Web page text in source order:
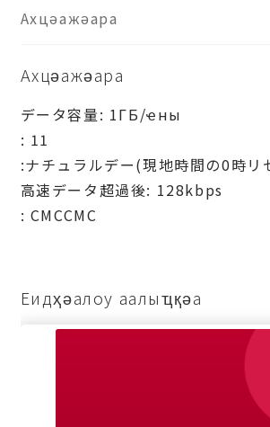
ョ
ン-1ГБ/
日
Ахцәажәара
Ахцәажәара
データ容量: 1ГБ/ҽны
: 11
:ナチュラルデー(現地時間の0時リ
高速データ超過後: 128kbps
: СМССМС
Еидҳәалоу аалыҵқәа